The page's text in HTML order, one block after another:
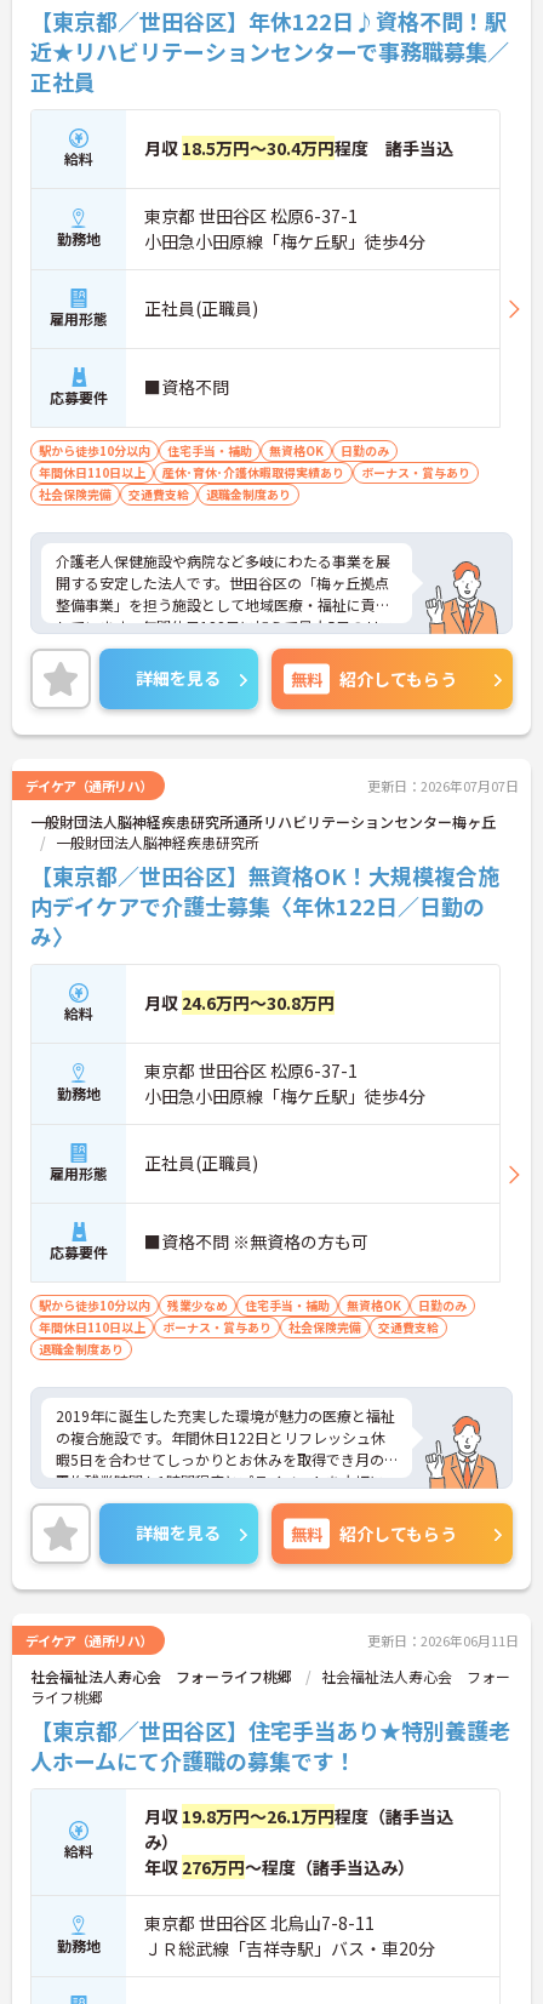
【東京都／世田谷区】年休122日♪資格不問！駅
近★リハビリテーションセンターで事務職募集／
正社員
給料 月収 18.5万円～30.4万円程度 諸手当込
勤務地
東京都 世田谷区 松原6-37-1
小田急小田原線「梅ケ丘駅」徒歩4分
雇用形態 正社員(正職員)
応募要件 ■資格不問
駅から徒歩10分以内 住宅手当・補助 無資格OK
日勤のみ
年間休日110日以上
産休･育休･介護休暇取得実績あり
ボーナス・賞与あり
社会保険完備
交通費支給 退職金制度あり
介護老人保健施設や病院など多岐にわたる事業を展
開する安定した法人です。世田谷区の「梅ヶ丘拠点
整備事業」を担う施設として地域医療・福祉に貢献
しています。年間休日122日に加えて最大5日のリフ
レッシュ休暇があり、年間最大127日のお休みを取
得できます。残業も月平均1時間と少なく、仕事とプ
ライベートの両立が期待できます。住宅手当や扶養
手当、賞与年2回の支給実績など給与面のサポート
に加え、ワンコイン程度で利用できる職員食堂や売
ます。最寄り駅から徒歩4分という通いやすさもあ
り、腰を据えて長期的に活躍できる環境が整ってい
ます。
★おすすめPOINT★
【年間最大127日のお休みで、無理のないペースで
働けます】
・公休122日に加えて最大5日のリフレッシュ休暇が
付与され、自由にお休みを活用できます。
っかり確保しながら働き続けられる環境です。
【各種手当や充実の福利厚生で、日々の生活をサポ
ートします】
・住宅手当や扶養手当の支給に加えて賞与年2回の
支給実績があり、安定した収入が得られます。
・メニュー豊富なワンコインの職員食堂や売店があ
り、お財布に優しく休憩時間を充実させることがで
きます。
ます】
・世田谷区の拠点整備事業を担う施設として平成31
年に開設され、綺麗な環境で業務に取り組めます。
・退職金制度や65歳までの再雇用制度が完備されて
おり、将来を見据えて長く勤務することが期待でき
ます。
詳細を見る 無料 紹介してもらう
デイケア（通所リハ） 更新日：2026年07月07日
一般財団法人脳神経疾患研究所通所リハビリテーションセンター梅ヶ丘
一般財団法人脳神経疾患研究所
【東京都／世田谷区】無資格OK！大規模複合施
内デイケアで介護士募集〈年休122日／日勤の
み〉
給料 月収 24.6万円～30.8万円
勤務地
東京都 世田谷区 松原6-37-1
小田急小田原線「梅ケ丘駅」徒歩4分
雇用形態 正社員(正職員)
応募要件 ■資格不問 ※無資格の方も可
駅から徒歩10分以内 残業少なめ 住宅手当・補助 無資格OK
日勤のみ
年間休日110日以上
ボーナス・賞与あり 社会保険完備
交通費支給
退職金制度あり
2019年に誕生した充実した環境が魅力の医療と福祉
の複合施設です。年間休日122日とリフレッシュ休
暇5日を合わせてしっかりとお休みを取得でき月の
平均残業時間も1時間程度とプライベートを大切に
しながら働ける環境が整っています。また生活を支
える各種手当や賞与に加えワンコイン程度で利用で
きる職員食堂や借り上げ社宅制度など独自の福利厚
生が充実している点も大きな魅力です。新人から管
理職まで段階的な教育プランが整っており、手厚い
指せる環境です。法人内で高齢領域や障害領域など
多彩な経験を積める制度があり数年でリーダーへ昇
格した実績も公開されています。安定した経営基盤
のもとで長期的なキャリア形成を目指す方に最適な
職場です。
★おすすめPOINT★
【プライベートも充実♪長く健康に働ける】
・年間最大120日以上＋リフレッシュ休暇5日のお休
みを取得できるためしっかりリフレッシュできます
【経験を積むほどキャリアと収入が伸びる】
・賞与年2回や豊富な各種手当の支給で安定した収
入基盤を構築
・入職3年でのリーダー昇格など明確なキャリアパ
・法人内で複数領域を経験できるため有資格者とし
詳細を見る 無料 紹介してもらう
デイケア（通所リハ） 更新日：2026年06月11日
社会福祉法人寿心会 フォーライフ桃郷
社会福祉法人寿心会 フォー
ライフ桃郷
【東京都／世田谷区】住宅手当あり★特別養護老
人ホームにて介護職の募集です！
給料
月収 19.8万円～26.1万円程度（諸手当込
み）
年収 276万円～程度（諸手当込み）
勤務地
東京都 世田谷区 北烏山7-8-11
ＪＲ総武線「吉祥寺駅」バス・車20分